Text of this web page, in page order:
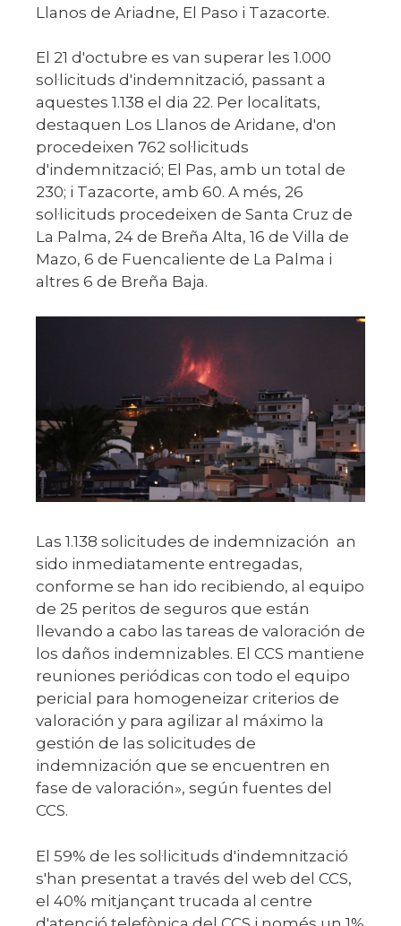
Llanos de Ariadne, El Paso i Tazacorte.
El 21 d'octubre es van superar les 1.000
sol·licituds d'indemnització, passant a
aquestes 1.138 el dia 22. Per localitats,
destaquen Los Llanos de Aridane, d'on
procedeixen 762 sol·licituds
d'indemnització; El Pas, amb un total de
230; i Tazacorte, amb 60. A més, 26
sol·licituds procedeixen de Santa Cruz de
La Palma, 24 de Breña Alta, 16 de Villa de
Mazo, 6 de Fuencaliente de La Palma i
altres 6 de Breña Baja.
Las 1.138 solicitudes de indemnización an
sido inmediatamente entregadas,
conforme se han ido recibiendo, al equipo
de 25 peritos de seguros que están
llevando a cabo las tareas de valoración de
los daños indemnizables. El CCS mantiene
reuniones periódicas con todo el equipo
pericial para homogeneizar criterios de
valoración y para agilizar al máximo la
gestión de las solicitudes de
indemnización que se encuentren en
fase de valoración», según fuentes del
CCS.
El 59% de les sol·licituds d'indemnització
s'han presentat a través del web del CCS,
el 40% mitjançant trucada al centre